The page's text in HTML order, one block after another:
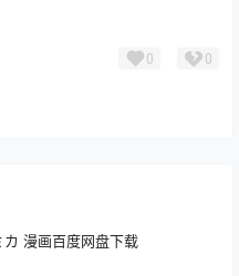
0 0
漫画百度网盘下载